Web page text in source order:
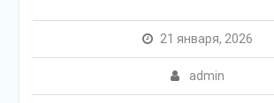
21 января, 2026
admin